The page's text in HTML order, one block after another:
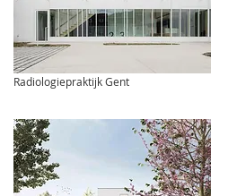
Radiologiepraktijk Gent